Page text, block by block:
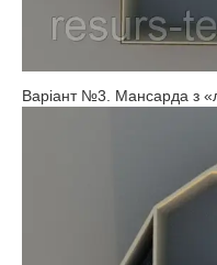
Варіант №3. Мансарда з